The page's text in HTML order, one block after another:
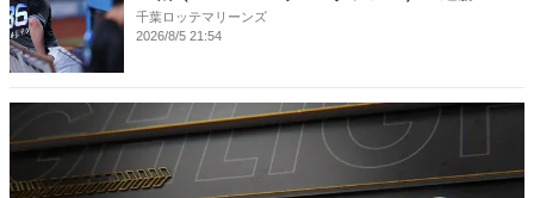
千葉ロッテマリーンズ
2026/8/5 21:54